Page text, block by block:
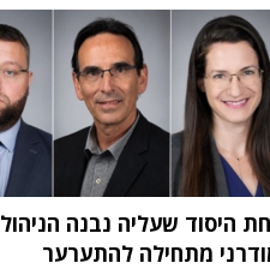
היסוד שעליה נבנה הניהול
מתחילה להתערער